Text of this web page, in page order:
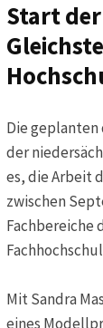
Start
Die
der
es, die Arbeit
zwischen
Fachbereiche
Mit Sandra
eines